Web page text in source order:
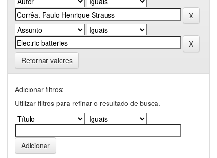
Retornar valores
Adicionar filtros:
Utilizar filtros para refinar o resultado de busca.